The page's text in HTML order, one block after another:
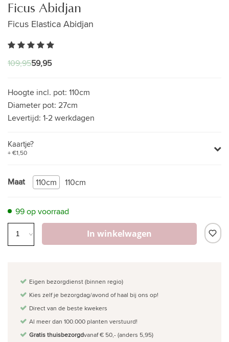
Ficus Abidjan
Ficus Elastica Abidjan
109,9559,95
Hoogte incl. pot: 110cm
Diameter pot: 27cm
Levertijd: 1-2 werkdagen
Kaartje?
+ €1,50
Maat 110cm 110cm
99 op voorraad
In winkelwagen
Eigen bezorgdienst (binnen regio)
Kies zelf je bezorgdag/avond of haal bij ons op!
Direct van de beste kwekers
Al meer dan 100.000 planten verstuurd!
Gratis thuisbezorgdvanaf € 50,- (anders 5,95)